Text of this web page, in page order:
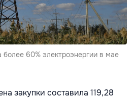
60% электроэнергии в мае
закупки составила 119,28